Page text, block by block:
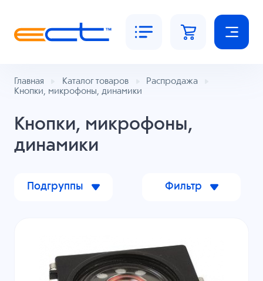
Главная Каталог товаров
Распродажа
Кнопки, микрофоны, динамики
Кнопки, микрофоны,
динамики
Подгруппы Фильтр